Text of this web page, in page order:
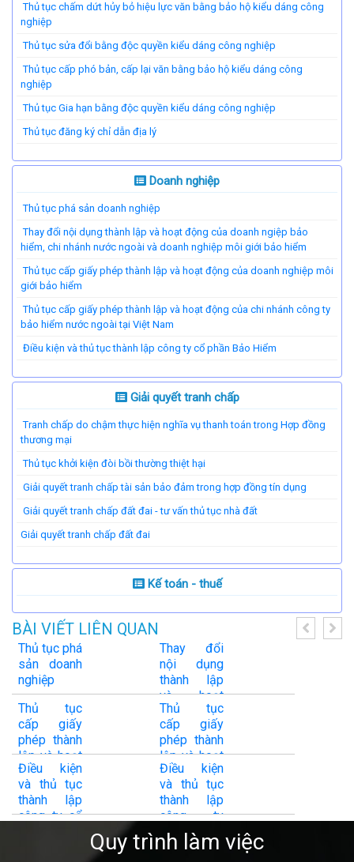
Thủ tục chấm dứt hủy bỏ hiệu lực văn bằng bảo hộ kiểu dáng công
nghiệp
Thủ tục sửa đổi bằng độc quyền kiểu dáng công nghiệp
Thủ tục cấp phó bản, cấp lại văn bằng bảo hộ kiểu dáng công
nghiệp
Thủ tục Gia hạn bằng độc quyền kiểu dáng công nghiệp
Thủ tục đăng ký chỉ dẫn địa lý
Doanh nghiệp
Thủ tục phá sản doanh nghiệp
Thay đổi nội dụng thành lập và hoạt động của doanh ngiệp bảo
hiểm, chi nhánh nước ngoài và doanh nghiệp môi giới bảo hiểm
Thủ tục cấp giấy phép thành lập và hoạt động của doanh nghiệp môi
giới bảo hiểm
Thủ tục cấp giấy phép thành lập và hoạt động của chi nhánh công ty
bảo hiểm nước ngoài tại Việt Nam
Điều kiện và thủ tục thành lập công ty cổ phần Bảo Hiểm
Giải quyết tranh chấp
Tranh chấp do chậm thực hiện nghĩa vụ thanh toán trong Hợp đồng
thương mại
Thủ tục khởi kiện đòi bồi thường thiệt hại
Giải quyết tranh chấp tài sản bảo đảm trong hợp đồng tín dụng
Giải quyết tranh chấp đất đai - tư vấn thủ tục nhà đất
​Giải quyết tranh chấp đất đai
Kế toán - thuế
BÀI VIẾT LIÊN QUAN
Thủ tục phá
sản doanh
nghiệp
Thay đổi
nội dụng
thành lập
và hoạt
động của
doanh
ngiệp bảo
hiểm, chi
nhánh nước
ngoài và
doanh
nghiệp môi
giới bảo
hiểm
Thủ tục
cấp giấy
phép thành
lập và hoạt
động của
doanh
nghiệp môi
giới bảo
Thủ tục
cấp giấy
phép thành
lập và hoạt
động của
chi nhánh
công ty
bảo hiểm
nước ngoài
tại Việt
Điều kiện
và thủ tục
thành lập
công ty cổ
Điều kiện
và thủ tục
thành lập
công ty
TNHH Bảo
Hiểm
Quy trình làm việc